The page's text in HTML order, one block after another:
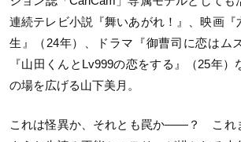
連続テレビ小説『舞いあがれ！』、映画『
生』（24年）、ドラマ『御曹司に恋はム
『山田くんとLv999の恋をする』（25年
の場を広げる山下美月。
これは怪異か、それとも罠か——？ これ